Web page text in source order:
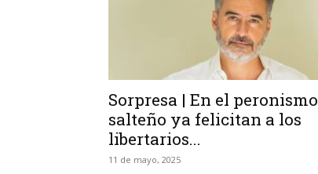
Sorpresa | En el peronismo
salteño ya felicitan a los
libertarios...
11 de mayo, 2025